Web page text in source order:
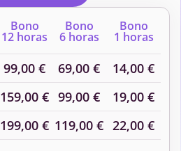
Bono
12 horas
Bono
6 horas
Bono
1 horas
99,00 € 69,00 €
14,00 €
159,00 € 99,00 €
19,00 €
199,00 € 119,00 € 22,00 €